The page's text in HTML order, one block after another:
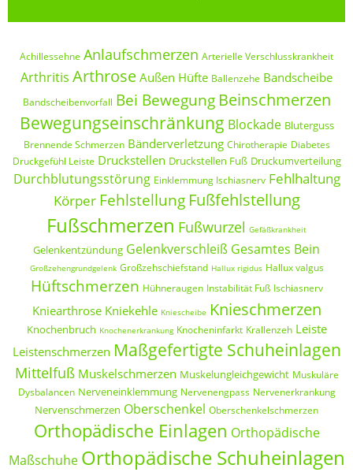
Achillessehne Anlaufschmerzen Arterielle Verschlusskrankheit
Arthritis Arthrose Außen Hüfte Ballenzehe Bandscheibe
Bandscheibenvorfall Bei Bewegung Beinschmerzen
Bewegungseinschränkung Blockade Bluterguss
Brennende Schmerzen Bänderverletzung Chirotherapie Diabetes
Druckgefühl Leiste Druckstellen Druckstellen Fuß Druckumverteilung
Durchblutungsstörung Einklemmung Ischiasnerv Fehlhaltung
Körper Fehlstellung Fußfehlstellung
Fußschmerzen Fußwurzel Gefäßkrankheit
Gelenkentzündung Gelenkverschleiß Gesamtes Bein
Großzehengrundgelenk Großzehschiefstand Hallux rigidus Hallux valgus
Hüftschmerzen Hühneraugen Instabilität Fuß Ischiasnerv
Kniearthrose Kniekehle Kniescheibe Knieschmerzen
Knochenbruch Knochenerkrankung Knocheninfarkt Krallenzeh Leiste
Leistenschmerzen Maßgefertigte Schuheinlagen
Mittelfuß Muskelschmerzen Muskelungleichgewicht Muskuläre
Dysbalancen Nerveneinklemmung Nervenengpass Nervenerkrankung
Nervenschmerzen Oberschenkel Oberschenkelschmerzen
Orthopädische Einlagen Orthopädische
Maßschuhe Orthopädische Schuheinlagen